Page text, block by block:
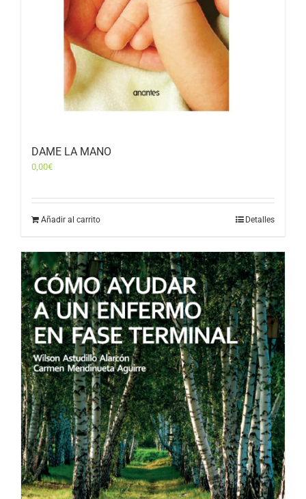
DAME LA MANO
0,00€
Añadir al carrito Detalles